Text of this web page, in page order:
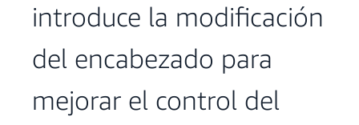
introduce la modificación
del encabezado para
mejorar el control del